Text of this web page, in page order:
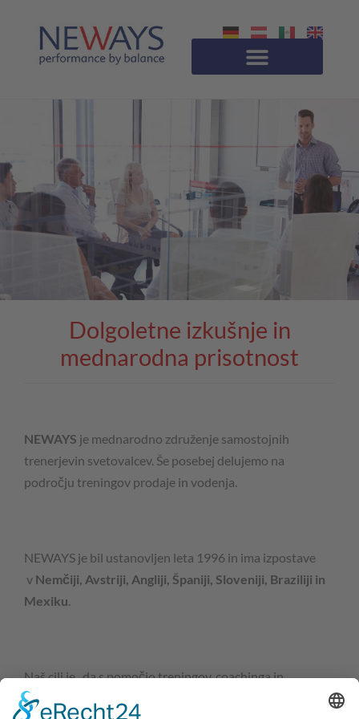
Dolgoletne izkušnje in
mednarodna prisotnost
NEWAYS je mednarodno združenje samostojnih
trenerjevin svetovalcev. Še posebej delujemo na
področju treningov prodaje in vodenja.
NEWAYS je bil ustanovljen leta 1996 in ima izpostave
v Nemčiji, Avstriji, Angliji, Španiji, Sloveniji, Braziliji in
Mexiku.
Naš cilj je , da s pomočjo treningov, coachinga in
svetovanja razvijamo vodilne in sodelavce, da so